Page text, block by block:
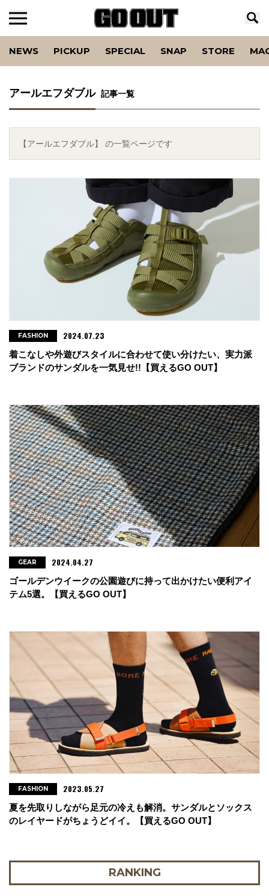
NEWS PICKUP SPECIAL SNAP STORE
アールエフダブル 記事一覧
【アールエフダブル】 の一覧ページです
着こなしや外遊びスタイルに合わせて使い分けたい、実力派
ブランドのサンダルを一気見せ!!【買えるGO OUT】
FASHION 2024.07.23
ゴールデンウイークの公園遊びに持って出かけたい便利アイ
テム5選。【買えるGO OUT】
GEAR 2024.04.27
夏を先取りしながら足元の冷えも解消。サンダルとソックス
のレイヤードがちょうどイイ。【買えるGO OUT】
FASHION 2023.05.27
RANKING